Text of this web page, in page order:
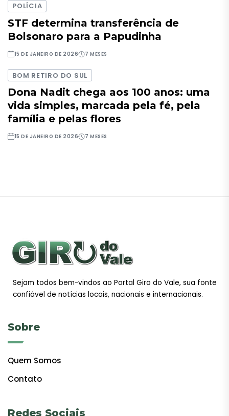
POLÍCIA
STF determina transferência de
Bolsonaro para a Papudinha
15 DE JANEIRO DE 2026 7 MESES
BOM RETIRO DO SUL
Dona Nadit chega aos 100 anos: uma
vida simples, marcada pela fé, pela
família e pelas flores
15 DE JANEIRO DE 2026 7 MESES
Sejam todos bem-vindos ao Portal Giro do Vale, sua fonte
confiável de notícias locais, nacionais e internacionais.
Sobre
Quem Somos
Contato
Redes Sociais